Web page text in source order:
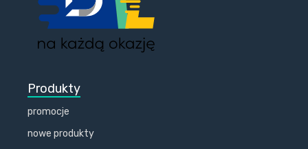
Produkty
promocje
nowe produkty